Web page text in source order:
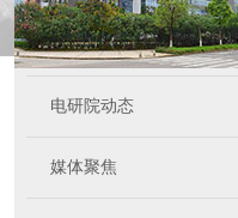
电研院动态
媒体聚焦